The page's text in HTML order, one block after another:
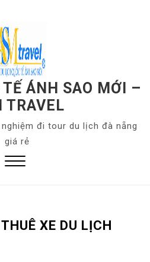
TẾ ÁNH SAO MỚI –
TRAVEL
đi tour du lịch đà nẵng
giá rẻ
THUÊ XE DU LỊCH